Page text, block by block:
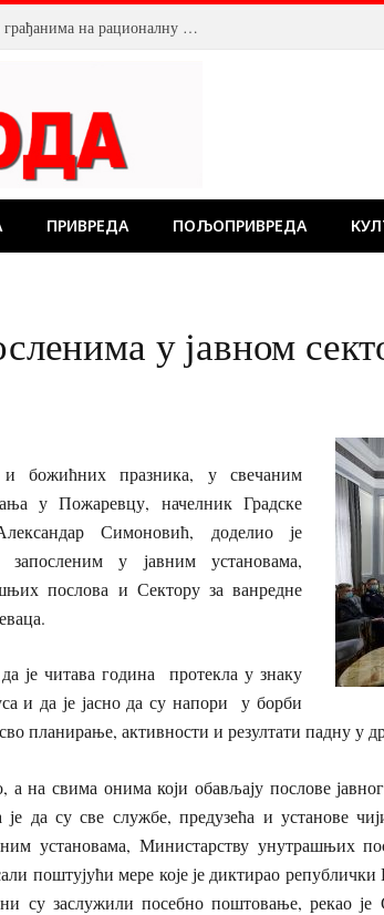
Смањен притисак воде у Пожаревцу. Апел грађанима на рационалну потрошњу
ПРИВРЕДА ПОЉОПРИВРЕДА
у јавном
божићних празника, у свечаним
у Пожаревцу, начелник Градске
Симоновић, доделио је
у јавним установама,
послова и Сектору за ванредне
је читава година протекла у знаку
и да је јасно да су напори у борби
планирање, активности и резултати падну у
на свима онима који обављају послове
да су све службе, предузећа и установе
установама, Министарству унутрашњих
поштујући мере које је диктирао
су заслужили посебно поштовање, рекао